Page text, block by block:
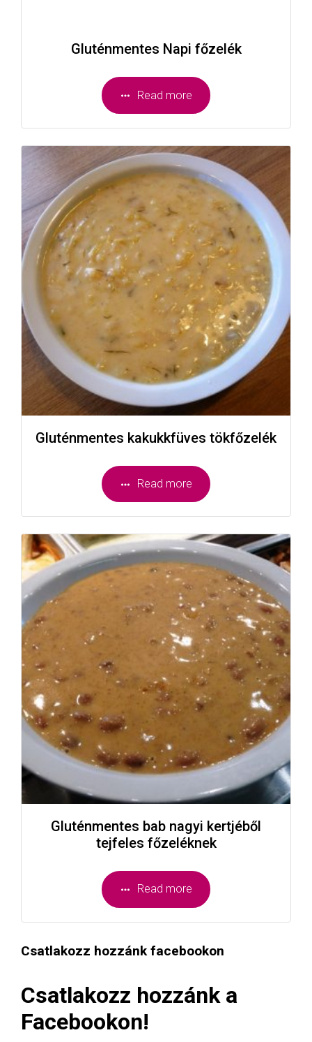
Gluténmentes Napi főzelék
Read more
Gluténmentes kakukkfüves tökfőzelék
Read more
Gluténmentes bab nagyi kertjéből
tejfeles főzeléknek
Read more
Csatlakozz hozzánk facebookon
Csatlakozz hozzánk a
Facebookon!